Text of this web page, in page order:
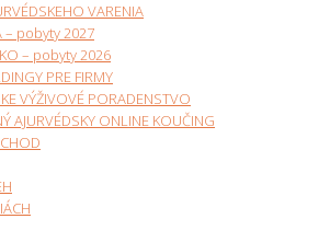
VARENIA
– pobyty 2027
– pobyty 2026
PRE FIRMY
VÝŽIVOVÉ PORADENSTVO
AJURVÉDSKY ONLINE KOUČING